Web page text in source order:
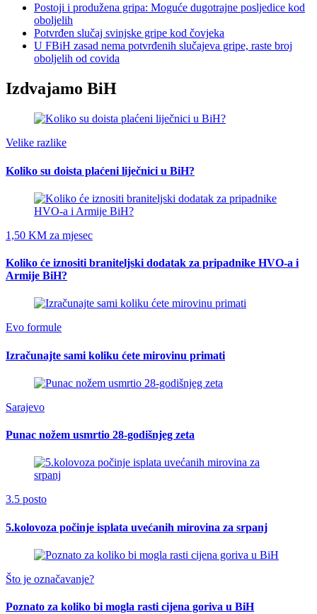
Postoji i produžena gripa: Moguće dugotrajne posljedice kod
oboljelih
Potvrđen slučaj svinjske gripe kod čovjeka
U FBiH zasad nema potvrđenih slučajeva gripe, raste broj
oboljelih od covida
Izdvajamo BiH
Velike razlike
Koliko su doista plaćeni liječnici u BiH?
1,50 KM za mjesec
Koliko će iznositi braniteljski dodatak za pripadnike HVO-a i
Armije BiH?
Evo formule
Izračunajte sami koliku ćete mirovinu primati
Sarajevo
Punac nožem usmrtio 28-godišnjeg zeta
3.5 posto
5.kolovoza počinje isplata uvećanih mirovina za srpanj
Što je označavanje?
Poznato za koliko bi mogla rasti cijena goriva u BiH